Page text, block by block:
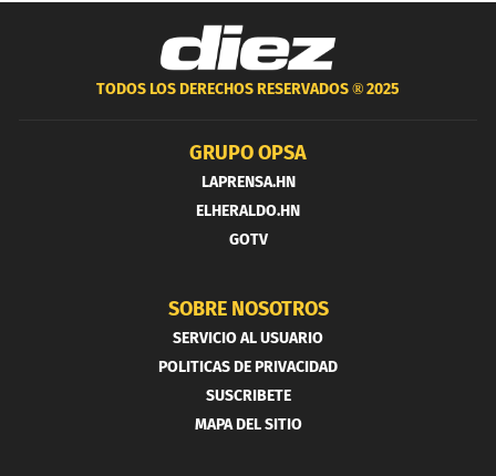
TODOS LOS DERECHOS RESERVADOS ®2025
GRUPO OPSA
LAPRENSA.HN
ELHERALDO.HN
GOTV
SOBRE NOSOTROS
SERVICIO AL USUARIO
POLITICAS DE PRIVACIDAD
SUSCRIBETE
MAPA DEL SITIO